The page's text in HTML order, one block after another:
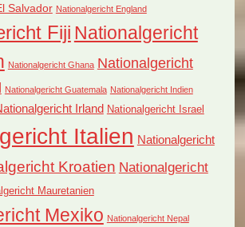
Salvador Nationalgericht England
Fiji Nationalgericht
Nationalgericht Ghana Nationalgericht
Nationalgericht Guatemala Nationalgericht Indien
Irland Nationalgericht Israel
Italien Nationalgericht
Kroatien Nationalgericht
Mauretanien
Mexiko Nationalgericht Nepal